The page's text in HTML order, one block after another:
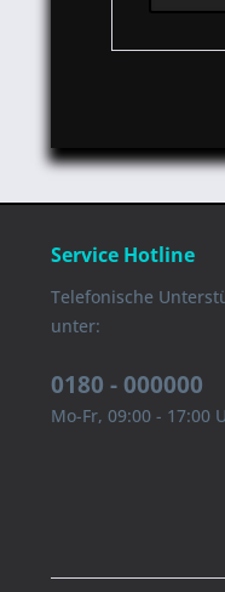
Service Hotline
Telefonische
unter:
0180 - 000000
Mo-Fr, 09:00 - 17:00